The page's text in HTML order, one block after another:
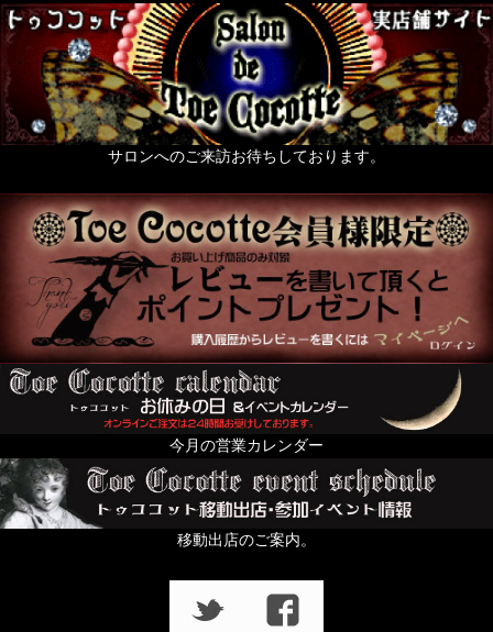
サロンへのご来訪お待ちしております。
今月の営業カレンダー
移動出店のご案内。